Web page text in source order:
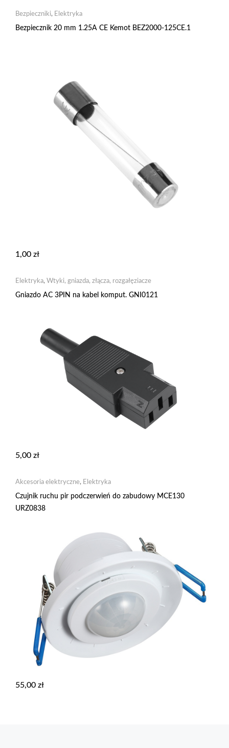
Bezpieczniki, Elektryka
Bezpiecznik 20 mm 1.25A CE Kemot BEZ2000-125CE.1
1,00 zł
Elektryka, Wtyki, gniazda, złącza, rozgałęziacze
Gniazdo AC 3PIN na kabel komput. GNI0121
5,00 zł
Akcesoria elektryczne, Elektryka
Czujnik ruchu pir podczerwień do zabudowy MCE130
URZ0838
55,00 zł